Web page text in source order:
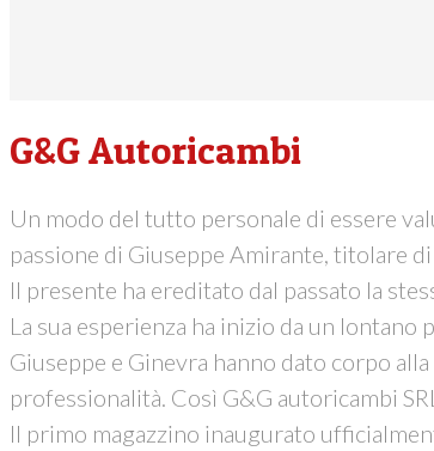
G&G Autoricambi
Un modo del tutto personale di essere
passione di Giuseppe Amirante, titolare di
Il presente ha ereditato dal passato la
La sua esperienza ha inizio da un
Giuseppe e Ginevra hanno dato corpo
professionalità. Così G&G autoricambi
Il primo magazzino inaugurato